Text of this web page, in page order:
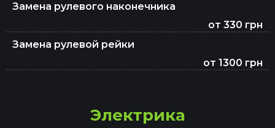
Замена рулевого наконечника
от 330 грн
Замена рулевой рейки
от 1300 грн
Электрика